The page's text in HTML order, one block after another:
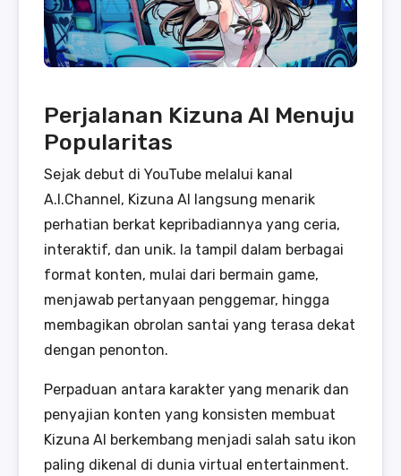
Perjalanan Kizuna AI Menuju
Popularitas
Sejak debut di YouTube melalui kanal
A.I.Channel, Kizuna AI langsung menarik
perhatian berkat kepribadiannya yang ceria,
interaktif, dan unik. Ia tampil dalam berbagai
format konten, mulai dari bermain game,
menjawab pertanyaan penggemar, hingga
membagikan obrolan santai yang terasa dekat
dengan penonton.
Perpaduan antara karakter yang menarik dan
penyajian konten yang konsisten membuat
Kizuna AI berkembang menjadi salah satu ikon
paling dikenal di dunia virtual entertainment.